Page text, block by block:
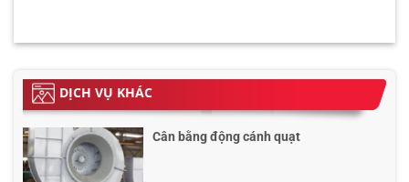
DỊCH VỤ KHÁC
Cân bằng động cánh quạt